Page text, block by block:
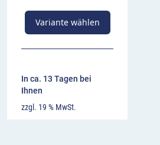
Variante wählen
In ca. 13 Tagen bei
Ihnen
zzgl. 19 % MwSt.